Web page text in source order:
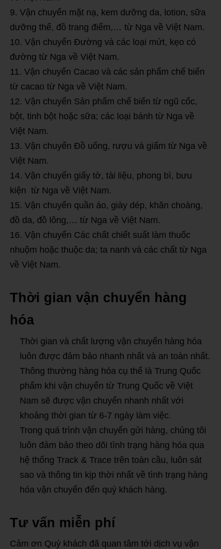
Vận chuyển mặt nạ, kem dưỡng da, lotion, sữa
dưỡng thể, đồ trang điểm,… từ Nga về Việt Nam.
Vận chuyển Đường và các loại mứt, kẹo có
đường từ Nga về Việt Nam.
Vận chuyển Cacao và các sản phẩm chế biến
từ cacao từ Nga về Việt Nam.
Vận chuyển Sản phẩm chế biến từ ngũ cốc,
bột, tinh bột hoặc sữa; các loại bánh từ Nga về
Việt Nam.
Vận chuyển Đồ uống, rượu và giấm từ Nga về
Việt Nam.
Vận chuyển giấy tờ, tài liệu, phong bì, bưu
kiện từ Nga về Việt Nam.
Vận chuyển quần áo, giày dép, khăn choàng,
đồ da, đồ lông,… từ Nga về Việt Nam.
Vận chuyển Các chất chiết suất làm thuốc
nhuộm hoặc thuộc da; ta nanh và các chất từ Nga
về Việt Nam.
Thời gian vận chuyển hàng
hóa
Thời gian và chất lượng vận chuyển hàng hóa
luôn được đảm bảo nhanh nhất và an toàn nhất.
Thông thường hàng hóa cụ thể là Trung Quốc
phẩm khi vận chuyển từ Trung Quốc về Việt
Nam sẽ được vận chuyển nhanh nhất với
khoảng thời gian từ 6-7 ngày làm việc.
Trong quá trình vận chuyển gửi hàng, chúng tôi
luôn đảm bảo theo dõi tình trạng hàng hóa qua
hệ thống Track & Trace trên toàn cầu, luôn sát
sao và thông tin kịp thời nhất về tình trạng hàng
hóa vận chuyển đến quý khách hàng.
Tư vấn miễn phí
Cảm ơn Quý khách đã quan tâm tới dịch vụ vận